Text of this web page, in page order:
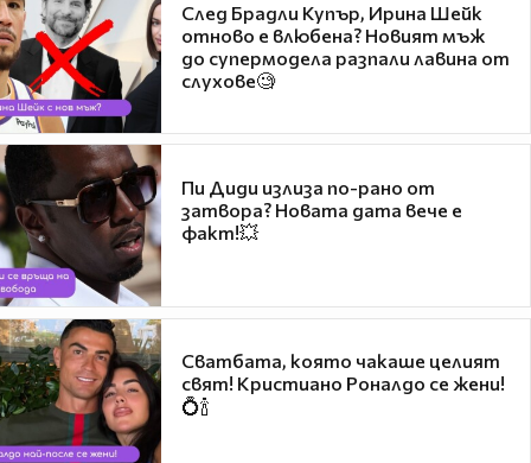
След Брадли Купър, Ирина Шейк
отново е влюбена? Новият мъж
до супермодела разпали лавина от
слухове🧐
Пи Диди излиза по-рано от
затвора? Новата дата вече е
факт!💥
Сватбата, която чакаше целият
свят! Кристиано Роналдо се жени!
💍🍾